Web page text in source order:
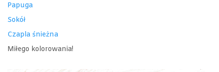
Papuga
Sokół
Czapla śnieżna
Miłego kolorowania!